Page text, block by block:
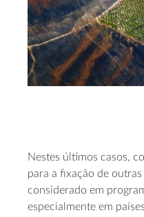
Nestes últimos casos,
para a fixação de
considerado em
especialmente em